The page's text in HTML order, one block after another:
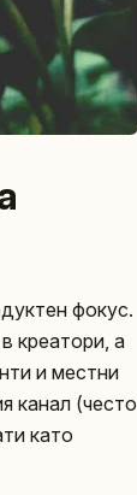
фокус.
креатори, а
и местни
канал (често
като